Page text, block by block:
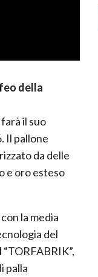
della
il suo
Il pallone
da delle
e oro esteso
la media
del
palla